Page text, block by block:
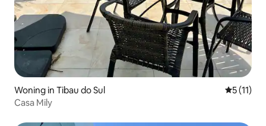
Woning in Tibau do Sul
5 (11)
Casa Mily